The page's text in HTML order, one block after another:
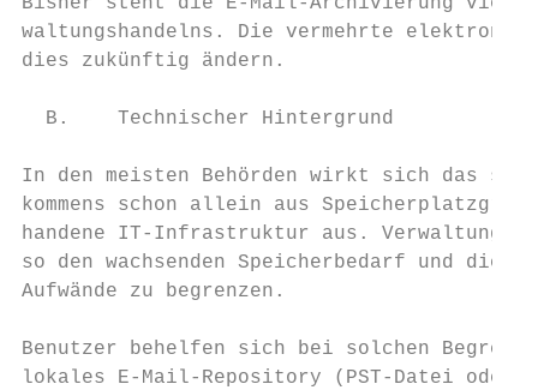
waltungshandelns. Die vermehrte
dies zukünftig ändern.
  B.    Technischer Hintergrund
In den meisten Behörden wirkt sich das
kommens schon allein aus
handene IT-Infrastruktur aus.
so den wachsenden Speicherbedarf und die
Aufwände zu begrenzen.
Benutzer behelfen sich bei solchen
lokales E-Mail-Repository (PST-Datei oder